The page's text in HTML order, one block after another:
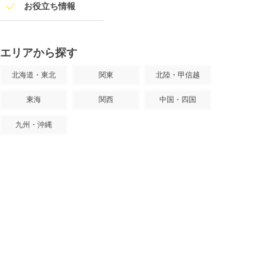
お役立ち情報
エリアから探す
北海道・東北 関東 北陸・甲信越
東海 関西 中国・四国
九州・沖縄